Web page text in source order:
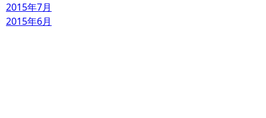
2015年7月
2015年6月